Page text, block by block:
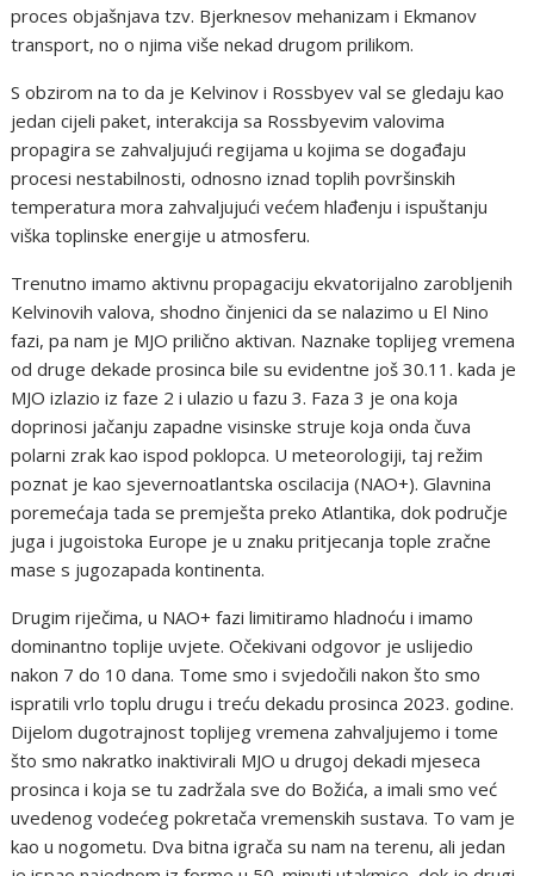
proces objašnjava tzv. Bjerknesov mehanizam i Ekmanov
transport, no o njima više nekad drugom prilikom.
S obzirom na to da je Kelvinov i Rossbyev val se gledaju kao
jedan cijeli paket, interakcija sa Rossbyevim valovima
propagira se zahvaljujući regijama u kojima se događaju
procesi nestabilnosti, odnosno iznad toplih površinskih
temperatura mora zahvaljujući većem hlađenju i ispuštanju
viška toplinske energije u atmosferu.
Trenutno imamo aktivnu propagaciju ekvatorijalno zarobljenih
Kelvinovih valova, shodno činjenici da se nalazimo u El Nino
fazi, pa nam je MJO prilično aktivan. Naznake toplijeg vremena
od druge dekade prosinca bile su evidentne još 30.11. kada je
MJO izlazio iz faze 2 i ulazio u fazu 3. Faza 3 je ona koja
doprinosi jačanju zapadne visinske struje koja onda čuva
polarni zrak kao ispod poklopca. U meteorologiji, taj režim
poznat je kao sjevernoatlantska oscilacija (NAO+). Glavnina
poremećaja tada se premješta preko Atlantika, dok područje
juga i jugoistoka Europe je u znaku pritjecanja tople zračne
mase s jugozapada kontinenta.
Drugim riječima, u NAO+ fazi limitiramo hladnoću i imamo
dominantno toplije uvjete. Očekivani odgovor je uslijedio
nakon 7 do 10 dana. Tome smo i svjedočili nakon što smo
ispratili vrlo toplu drugu i treću dekadu prosinca 2023. godine.
Dijelom dugotrajnost toplijeg vremena zahvaljujemo i tome
što smo nakratko inaktivirali MJO u drugoj dekadi mjeseca
prosinca i koja se tu zadržala sve do Božića, a imali smo već
uvedenog vodećeg pokretača vremenskih sustava. To vam je
kao u nogometu. Dva bitna igrača su nam na terenu, ali jedan